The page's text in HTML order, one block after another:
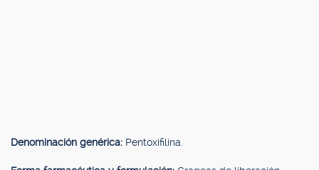
Denominación genérica: Pentoxifilina.